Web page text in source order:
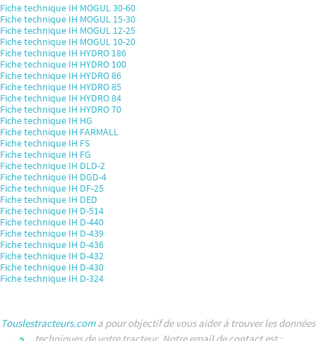
Fiche technique IH MOGUL 30-60
Fiche technique IH MOGUL 15-30
Fiche technique IH MOGUL 12-25
Fiche technique IH MOGUL 10-20
Fiche technique IH HYDRO 186
Fiche technique IH HYDRO 100
Fiche technique IH HYDRO 86
Fiche technique IH HYDRO 85
Fiche technique IH HYDRO 84
Fiche technique IH HYDRO 70
Fiche technique IH HG
Fiche technique IH FARMALL
Fiche technique IH FS
Fiche technique IH FG
Fiche technique IH DLD-2
Fiche technique IH DGD-4
Fiche technique IH DF-25
Fiche technique IH DED
Fiche technique IH D-514
Fiche technique IH D-440
Fiche technique IH D-439
Fiche technique IH D-436
Fiche technique IH D-432
Fiche technique IH D-430
Fiche technique IH D-324
Touslestracteurs.coma pour objectif de vous aider à trouver les données
techniques de votre tracteur. Notre email de contact est :